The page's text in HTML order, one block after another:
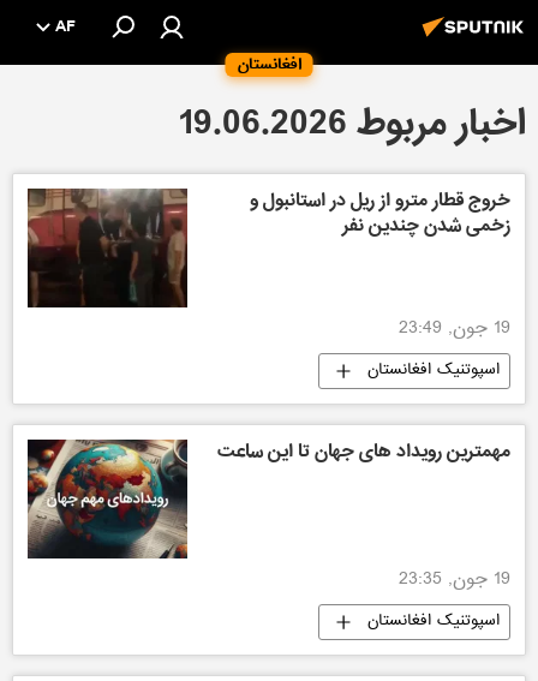
افغانستان
AF
اخبار مربوط 19.06.2026
خروج قطار مترو از ریل در استانبول و
زخمی شدن چندین نفر
19 جون, 23:49
اسپوتنیک افغانستان
مهمترین رویداد های جهان تا این ساعت
19 جون, 23:35
اسپوتنیک افغانستان